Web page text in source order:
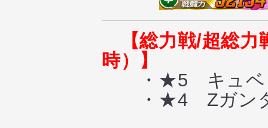
【総力戦/超総
時）】
・★5 キュベ
・★4 Zガン